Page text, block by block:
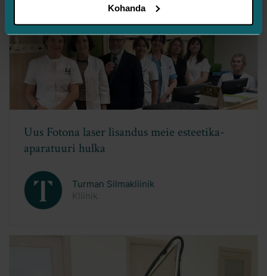
Kohanda
EMAS konverents 2026: Esteetilise
meditsiini uued horisondid
Turman Silmakliinik
Kliinik